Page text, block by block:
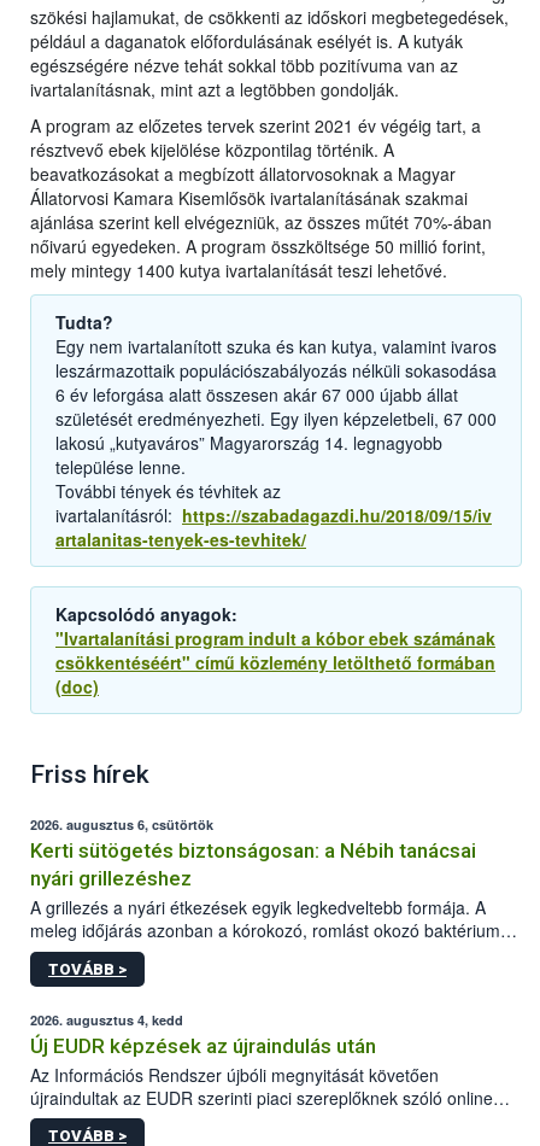
szökési hajlamukat, de csökkenti az időskori megbetegedések,
például a daganatok előfordulásának esélyét is. A kutyák
egészségére nézve tehát sokkal több pozitívuma van az
ivartalanításnak, mint azt a legtöbben gondolják.
A program az előzetes tervek szerint 2021 év végéig tart, a
résztvevő ebek kijelölése központilag történik. A
beavatkozásokat a megbízott állatorvosoknak a Magyar
Állatorvosi Kamara Kisemlősök ivartalanításának szakmai
ajánlása szerint kell elvégezniük, az összes műtét 70%-ában
nőivarú egyedeken. A program összköltsége 50 millió forint,
mely mintegy 1400 kutya ivartalanítását teszi lehetővé.
Tudta?
Egy nem ivartalanított szuka és kan kutya, valamint ivaros
leszármazottaik populációszabályozás nélküli sokasodása
6 év leforgása alatt összesen akár 67 000 újabb állat
születését eredményezheti. Egy ilyen képzeletbeli, 67 000
lakosú „kutyaváros” Magyarország 14. legnagyobb
települése lenne.
További tények és tévhitek az
ivartalanításról: https://szabadagazdi.hu/2018/09/15/iv
artalanitas-tenyek-es-tevhitek/
Kapcsolódó anyagok:
"Ivartalanítási program indult a kóbor ebek számának
csökkentéséért" című közlemény letölthető formában
(doc)
Friss hírek
2026. augusztus 6, csütörtök
Kerti sütögetés biztonságosan: a Nébih tanácsai
nyári grillezéshez
A grillezés a nyári étkezések egyik legkedveltebb formája. A
meleg időjárás azonban a kórokozó, romlást okozó baktériumok
gyorsabb szaporodásának is kedvez. A szabadtéri sütögetés
ezért nem csupán a megfelelő sütési technikáról szól: legalább
higiéniai szabályok betartása, a megfelelő hőkezelés, valamint a
maradékok szakszerű tárolása. A Nemzeti Élelmiszerlánc-
biztonsági Hivatal (Nébih) Oktatási Programja összegyűjtötte a
biztonságos grillezés legfontosabb tudnivalóit.
TOVÁBB >
2026. augusztus 4, kedd
Új EUDR képzések az újraindulás után
Az Információs Rendszer újbóli megnyitását követően
újraindultak az EUDR szerinti piaci szereplőknek szóló online
képzések.
TOVÁBB >